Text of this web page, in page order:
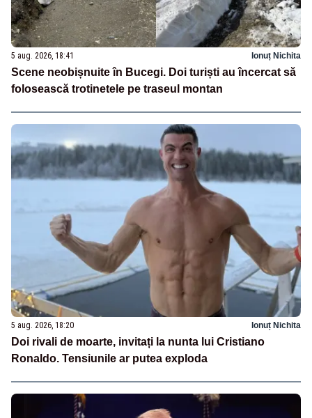
5 aug. 2026, 18:41 Ionuț Nichita
Scene neobișnuite în Bucegi. Doi turiști au încercat să
folosească trotinetele pe traseul montan
5 aug. 2026, 18:20 Ionuț Nichita
Doi rivali de moarte, invitați la nunta lui Cristiano
Ronaldo. Tensiunile ar putea exploda